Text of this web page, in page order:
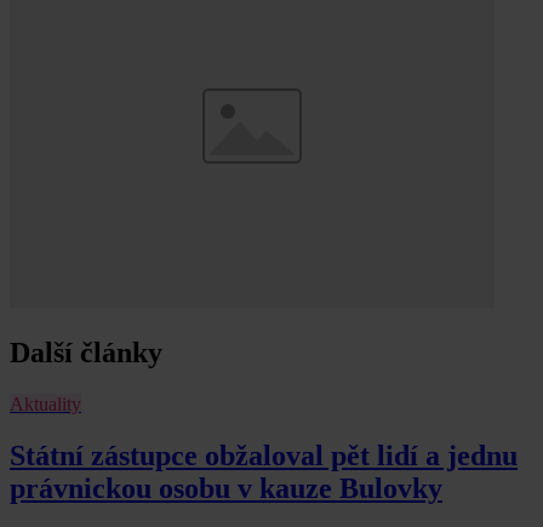
Další články
Aktuality
Státní zástupce obžaloval pět lidí a jednu
právnickou osobu v kauze Bulovky